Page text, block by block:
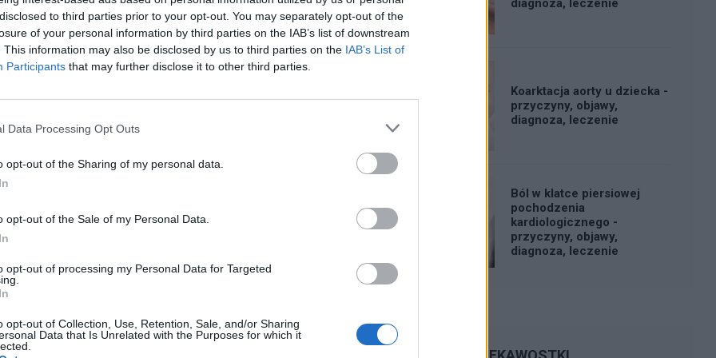
to third parties prior to your opt-out. You may separately opt-out of the
of your personal information by third parties on the IAB’s list of downstream
This information may also be disclosed by us to third parties on the IAB’s List of
Participants that may further disclose it to other third parties.
Data Processing Opt Outs
opt-out of the Sharing of my personal data.
opt-out of the Sale of my Personal Data.
opt-out of processing my Personal Data for Targeted
opt-out of Collection, Use, Retention, Sale, and/or Sharing
Data that Is Unrelated with the Purposes for which it
dużym wydłużeniem pytam sie państwa o pomoc w
wartośći QT jak najdokładniej.
jest oki tętno od 56 do 112 więc średnia
pobudzeń nadkomorowe czy to coś złego
Wizytę u rodzinnego mam dopiero za tydzień a nie
lewej strony klatki i szybkie męczenie się. Biorę
diagnoza, leczenie
Koarktacja aorty u dziecka -
przyczyny, objawy,
diagnoza, leczenie
Ból w klatce piersiowej
pochodzenia
kardiologicznego -
przyczyny, objawy,
diagnoza, leczenie